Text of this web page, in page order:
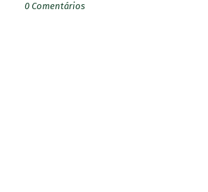
0 Comentários